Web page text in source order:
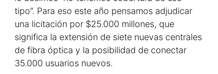
tipo”. Para eso este año pensamos adjudicar
una licitación por $25.000 millones, que
significa la extensión de siete nuevas centrales
de fibra óptica y la posibilidad de conectar
35.000 usuarios nuevos.